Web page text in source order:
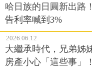
哈日族的日圓新出路
告利率喊到3%
2026.06.12
大繼承時代，兄弟姊
房產小心「這些事」！